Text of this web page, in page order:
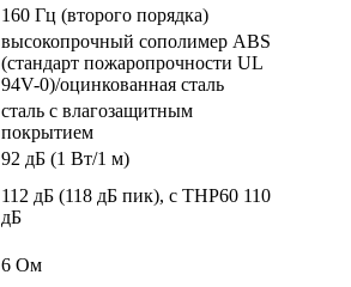
160 Гц (второго порядка)
высокопрочный сополимер ABS
(стандарт пожаропрочности UL
94V-0)/оцинкованная сталь
сталь с влагозащитным
покрытием
92 дБ (1 Вт/1 м)
112 дБ (118 дБ пик), с THP60 110
дБ
6 Ом